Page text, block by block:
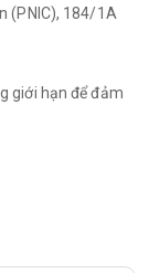
(PNIC), 184/1A
giới hạn để đảm